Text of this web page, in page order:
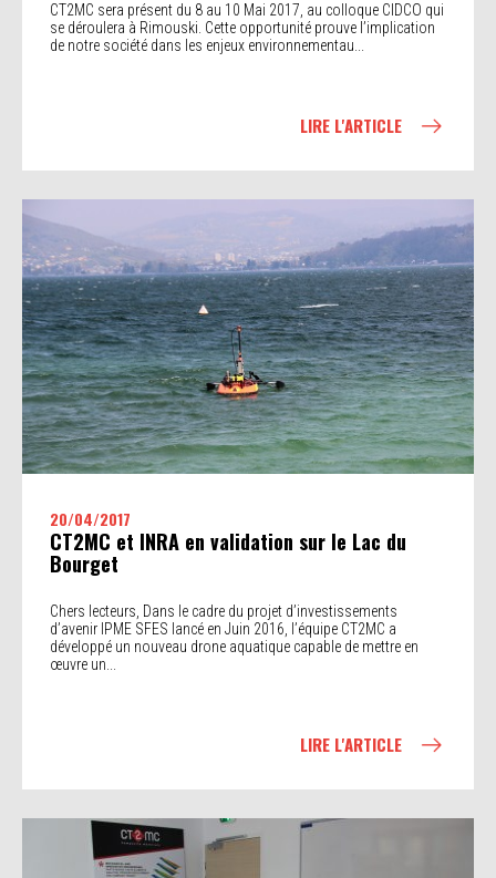
CT2MC sera présent du 8 au 10 Mai 2017, au colloque CIDCO qui
se déroulera à Rimouski. Cette opportunité prouve l’implication
de notre société dans les enjeux environnementau...
LIRE L'ARTICLE
20/04/2017
CT2MC et INRA en validation sur le Lac du
Bourget
Chers lecteurs, Dans le cadre du projet d’investissements
d’avenir IPME SFES lancé en Juin 2016, l’équipe CT2MC a
développé un nouveau drone aquatique capable de mettre en
œuvre un...
LIRE L'ARTICLE